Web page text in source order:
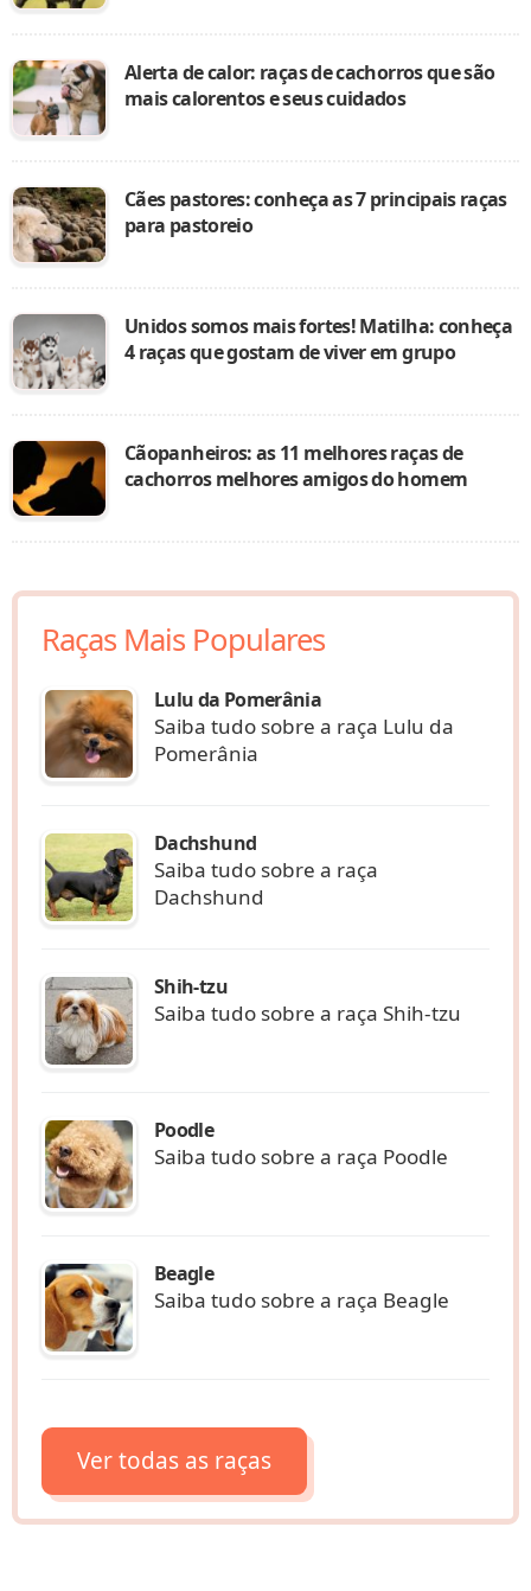
Alerta de calor: raças de cachorros que são
mais calorentos e seus cuidados
Cães pastores: conheça as 7 principais raças
para pastoreio
Unidos somos mais fortes! Matilha: conheça
4 raças que gostam de viver em grupo
Cãopanheiros: as 11 melhores raças de
cachorros melhores amigos do homem
Raças Mais Populares
Lulu da Pomerânia
Saiba tudo sobre a raça Lulu da
Pomerânia
Dachshund
Saiba tudo sobre a raça
Dachshund
Shih-tzu
Saiba tudo sobre a raça Shih-tzu
Poodle
Saiba tudo sobre a raça Poodle
Beagle
Saiba tudo sobre a raça Beagle
Ver todas as raças